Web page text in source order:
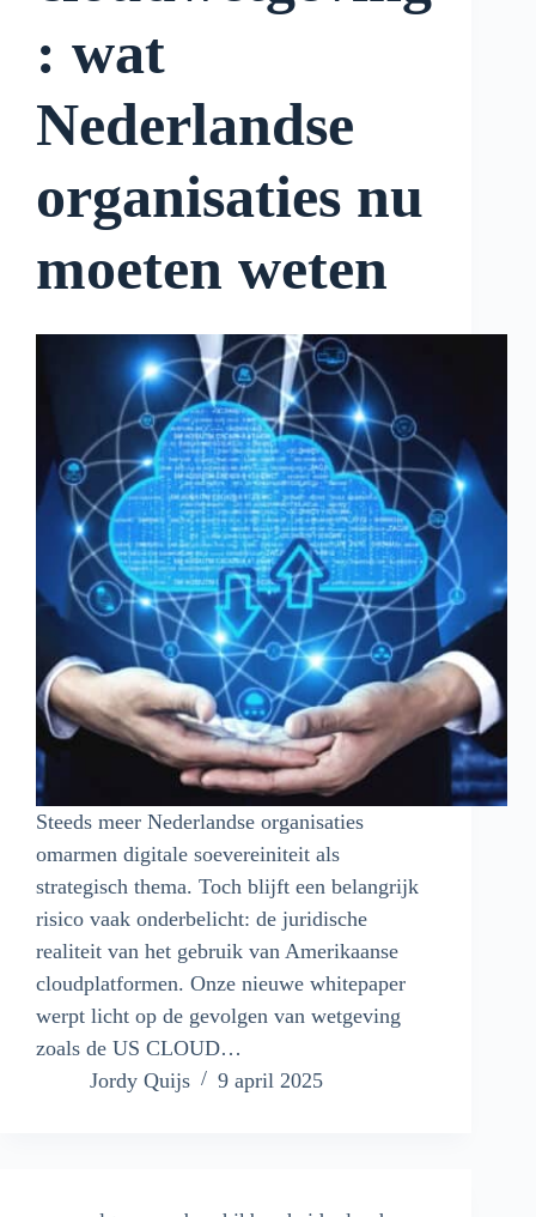
: wat
Nederlandse
organisaties nu
moeten weten
Steeds meer Nederlandse organisaties
omarmen digitale soevereiniteit als
strategisch thema. Toch blijft een belangrijk
risico vaak onderbelicht: de juridische
realiteit van het gebruik van Amerikaanse
cloudplatformen. Onze nieuwe whitepaper
werpt licht op de gevolgen van wetgeving
zoals de US CLOUD…
Jordy Quijs
9 april 2025